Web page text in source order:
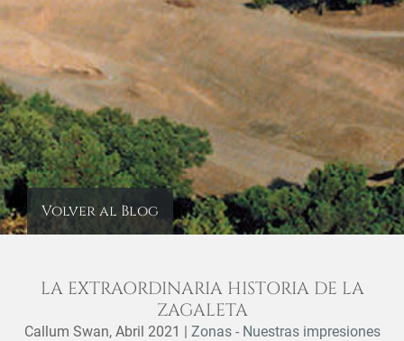
Volver al Blog
LA EXTRAORDINARIA HISTORIA DE LA
ZAGALETA
Callum Swan, Abril 2021 | Zonas - Nuestras impresiones